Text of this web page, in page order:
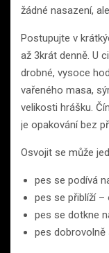
žádné nasazení,
Postupujte v
až 3krát denně. U
drobné, vysoce
vařeného masa,
velikosti hrášku.
je opakování bez
Osvojit se může
pes se podívá
pes se přiblíží –
pes se dotkne
pes dobrovolně